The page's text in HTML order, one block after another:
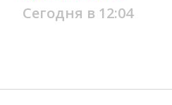
Сегодня в 12:04